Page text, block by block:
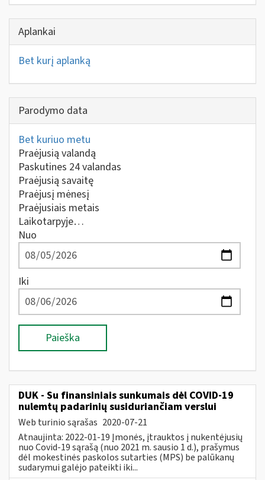
Aplankai
Bet kurį aplanką
Parodymo data
Bet kuriuo metu
Praėjusią valandą
Paskutines 24 valandas
Praėjusią savaitę
Praėjusį mėnesį
Praėjusiais metais
Laikotarpyje…
Nuo
Iki
Paieška
DUK - Su finansiniais sunkumais dėl COVID-19
nulemtų padarinių susiduriančiam verslui
Web turinio sąrašas 2020-07-21
Atnaujinta: 2022-01-19 Įmonės, įtrauktos į nukentėjusių
nuo Covid-19 sąrašą (nuo 2021 m. sausio 1 d.), prašymus
dėl mokestinės paskolos sutarties (MPS) be palūkanų
sudarymui galėjo pateikti iki...